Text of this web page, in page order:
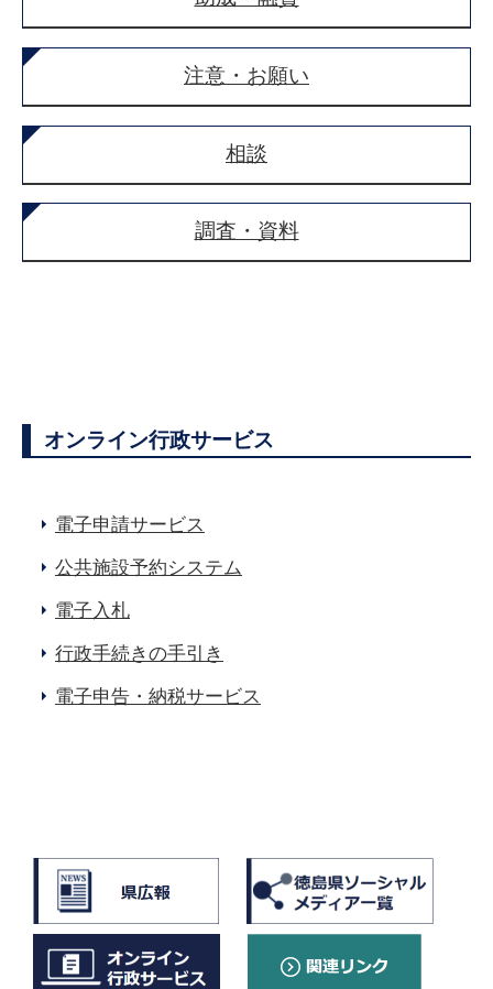
注意・お願い
相談
調査・資料
オンライン行政サービス
電子申請サービス
公共施設予約システム
電子入札
行政手続きの手引き
電子申告・納税サービス